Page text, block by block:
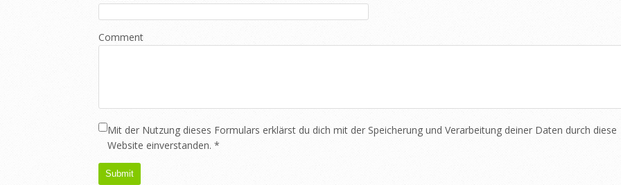
Comment
Mit der Nutzung dieses Formulars erklärst du dich mit der Speicherung und Verarbeitung deiner Daten durch diese
Website einverstanden. *